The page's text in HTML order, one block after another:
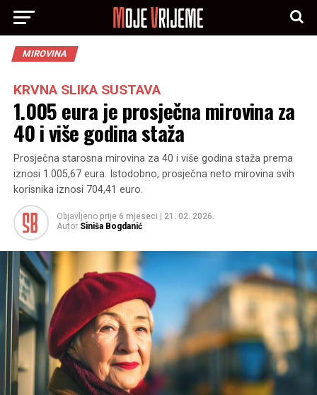
MIROVINA
KRVNA SLIKA SUSTAVA
1.005 eura je prosječna mirovina za
40 i više godina staža
Prosječna starosna mirovina za 40 i više godina staža prema
iznosi 1.005,67 eura. Istodobno, prosječna neto mirovina svih
korisnika iznosi 704,41 euro.
Objavljeno prije 6 mjeseci
21. 02. 2026.
Autor Siniša Bogdanić